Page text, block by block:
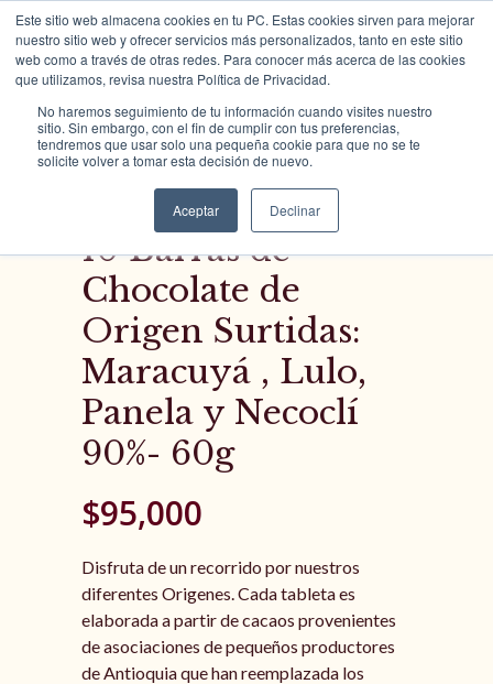
Este sitio web almacena cookies en tu PC. Estas cookies sirven para mejorar
nuestro sitio web y ofrecer servicios más personalizados, tanto en este sitio
web como a través de otras redes. Para conocer más acerca de las cookies
que utilizamos, revisa nuestra Política de Privacidad.
No haremos seguimiento de tu información cuando visites nuestro
sitio. Sin embargo, con el fin de cumplir con tus preferencias,
tendremos que usar solo una pequeña cookie para que no se te
solicite volver a tomar esta decisión de nuevo.
Aceptar Declinar
Tienda Color Cacao
10 Barras de
Chocolate de
Origen Surtidas:
Maracuyá , Lulo,
Panela y Necoclí
90%- 60g
$95,000
Disfruta de un recorrido por nuestros
diferentes Origenes. Cada tableta es
elaborada a partir de cacaos provenientes
de asociaciones de pequeños productores
de Antioquia que han reemplazada los